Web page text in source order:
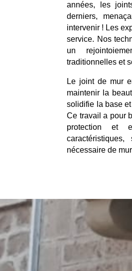
années, les
derniers,
intervenir ! Les
service. Nos
un
traditionnelles et
Le joint de mur
maintenir la
solidifie la base
Ce travail a pour
protection et
nécessaire de